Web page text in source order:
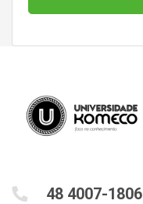
48 4007-1806